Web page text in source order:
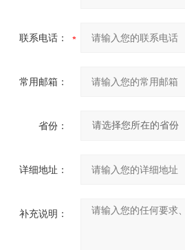
联系电话：
常用邮箱：
省份：
详细地址：
补充说明：